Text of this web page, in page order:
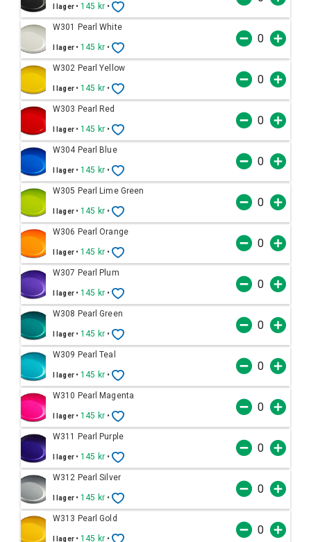
I lager •145 kr •
W301 Pearl White
I lager •145 kr •
W302 Pearl Yellow
I lager •145 kr •
W303 Pearl Red
I lager •145 kr •
W304 Pearl Blue
I lager •145 kr •
W305 Pearl Lime Green
I lager •145 kr •
W306 Pearl Orange
I lager •145 kr •
W307 Pearl Plum
I lager •145 kr •
W308 Pearl Green
I lager •145 kr •
W309 Pearl Teal
I lager •145 kr •
W310 Pearl Magenta
I lager •145 kr •
W311 Pearl Purple
I lager •145 kr •
W312 Pearl Silver
I lager •145 kr •
W313 Pearl Gold
I lager •145 kr •